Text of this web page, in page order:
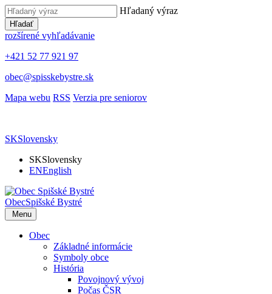
Hľadaný výraz
Hľadať
rozšírené vyhľadávanie
+421 52 77 921 97
obec@spisskebystre.sk
Mapa webu RSS Verzia pre seniorov
SKSlovensky
SKSlovensky
ENEnglish
ObecSpišské Bystré
Menu
Obec
Základné informácie
Symboly obce
História
Povojnový vývoj
Počas ČSR